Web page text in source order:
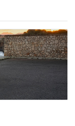
(excl. BTW)